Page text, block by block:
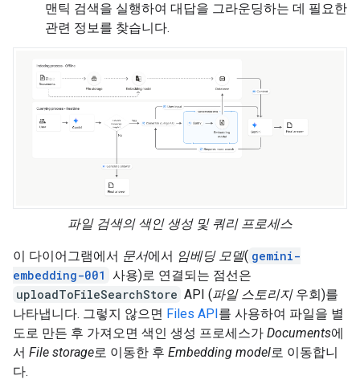
맨틱 검색을 실행하여 대답을 그라운딩하는 데 필요한
관련 정보를 찾습니다.
파일 검색의 색인 생성 및 쿼리 프로세스
이 다이어그램에서 문서에서 임베딩 모델( gemini-
embedding-001 사용)로 연결되는 점선은
uploadToFileSearchStore API (파일 스토리지우회)를
나타냅니다. 그렇지 않으면 Files API를 사용하여 파일을 별
도로 만든 후 가져오면 색인 생성 프로세스가 Documents에
서 File storage로 이동한 후 Embedding model로 이동합니
다.